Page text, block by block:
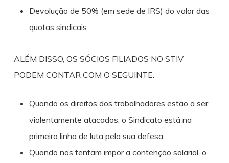
Devolução de 50% (em sede de IRS) do valor das
quotas sindicais.
ALÉM DISSO, OS SÓCIOS FILIADOS NO STIV
PODEM CONTAR COM O SEGUINTE:
Quando os direitos dos trabalhadores estão a ser
violentamente atacados, o Sindicato está na
primeira linha de luta pela sua defesa;
Quando nos tentam impor a contenção salarial, o